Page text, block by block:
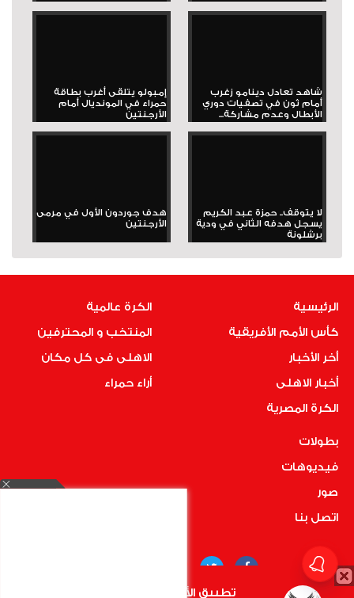
شاهد تعادل دينامو زغرب
أمام ثون في تصفيات دوري
الأبطال وعدم مشاركة...
إمبولو يتلقى أغرب بطاقة
حمراء في المونديال أمام
الأرجنتين
لا يتوقف.. حمزة عبد الكريم
يسجل هدفه الثاني في ودية
برشلونة
هدف جوردون الأول في مرمى
الأرجنتين
الرئيسية
كأس الأمم الأفريقية
أخر الأخبار
أخبار الاهلى
الكرة المصرية
الكرة عالمية
المنتخب و المحترفين
الاهلى فى كل مكان
أراء حمراء
بطولات
فيديوهات
صور
اتصل بنا
تطبيق الأهلي.كوم متاح الأن